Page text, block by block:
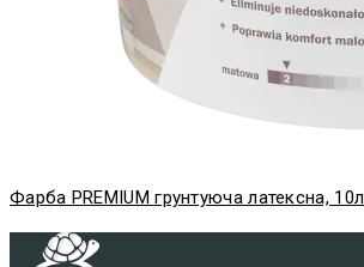
Фарба PREMIUM грунтуюча латексна, 10л